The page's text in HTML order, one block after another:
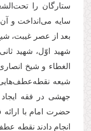
ستارگان را
سایه می‌انداخت و
بعد از عصر غیبت،
شهید اوّل، شهید
الغطاء و شیخ
شیعه نقطه‌عطف‌هایی
جهشی در فقه
حضرت امام با ارائه
انجام دادند نقطه